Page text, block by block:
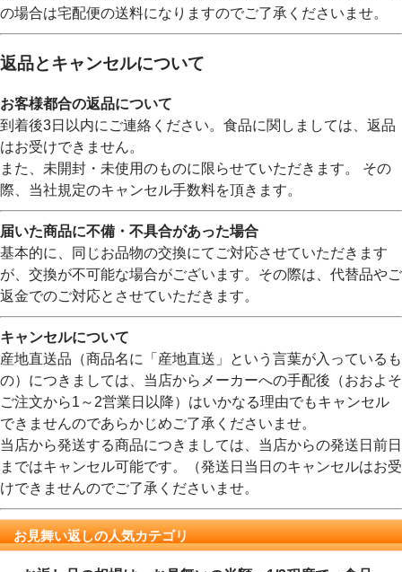
の場合は宅配便の送料になりますのでご了承くださいませ。
返品とキャンセルについて
お客様都合の返品について
到着後3日以内にご連絡ください。食品に関しましては、返品
はお受けできません。
また、未開封・未使用のものに限らせていただきます。 その
際、当社規定のキャンセル手数料を頂きます。
届いた商品に不備・不具合があった場合
基本的に、同じお品物の交換にてご対応させていただきます
が、交換が不可能な場合がございます。その際は、代替品やご
返金でのご対応とさせていただきます。
キャンセルについて
産地直送品（商品名に「産地直送」という言葉が入っているも
の）につきましては、当店からメーカーへの手配後（おおよそ
ご注文から1～2営業日以降）はいかなる理由でもキャンセル
できませんのであらかじめご了承くださいませ。
当店から発送する商品につきましては、当店からの発送日前日
まではキャンセル可能です。（発送日当日のキャンセルはお受
けできませんのでご了承くださいませ。
お見舞い返しの人気カテゴリ